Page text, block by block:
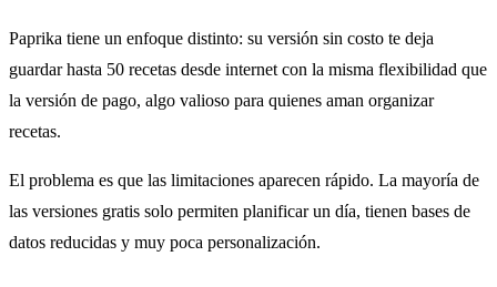
Paprika tiene un enfoque distinto: su versión sin costo te deja
guardar hasta 50 recetas desde internet con la misma flexibilidad que
la versión de pago, algo valioso para quienes aman organizar
recetas.
El problema es que las limitaciones aparecen rápido. La mayoría de
las versiones gratis solo permiten planificar un día, tienen bases de
datos reducidas y muy poca personalización.